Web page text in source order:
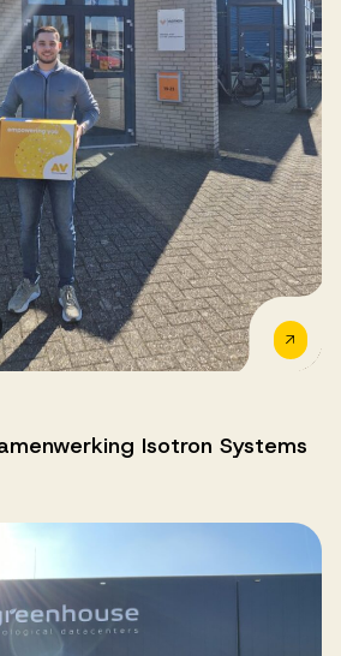
Isotron Systems